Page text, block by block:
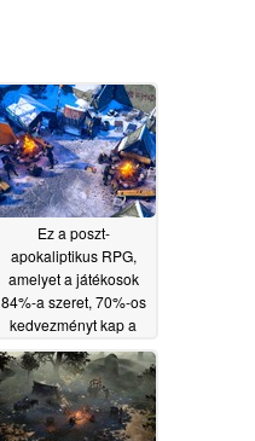
Ez a poszt-
apokaliptikus RPG,
amelyet a játékosok
84%-a szeret, 70%-os
kedvezményt kap a
Steamen06/06/2026